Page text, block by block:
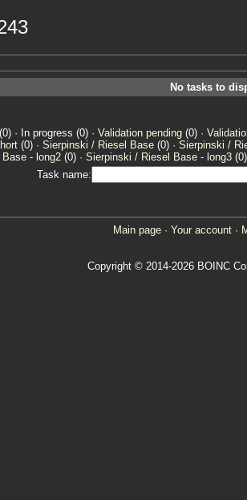
No tasks to
(0) · In progress (0) · Validation pending (0) ·
(0) · Sierpinski / Riesel Base(0) · Sierpinski /
- long2(0) · Sierpinski / Riesel Base - long3(0)
Task name:
Main page · Your account ·
Copyright © 2014-2026 BOINC